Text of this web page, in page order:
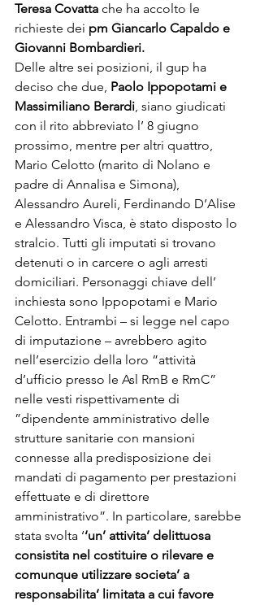
Teresa Covatta che ha accolto le
richieste dei pm Giancarlo Capaldo e
Giovanni Bombardieri.
Delle altre sei posizioni, il gup ha
deciso che due, Paolo Ippopotami e
Massimiliano Berardi, siano giudicati
con il rito abbreviato l’ 8 giugno
prossimo, mentre per altri quattro,
Mario Celotto (marito di Nolano e
padre di Annalisa e Simona),
Alessandro Aureli, Ferdinando D’Alise
e Alessandro Visca, è stato disposto lo
stralcio. Tutti gli imputati si trovano
detenuti o in carcere o agli arresti
domiciliari. Personaggi chiave dell’
inchiesta sono Ippopotami e Mario
Celotto. Entrambi – si legge nel capo
di imputazione – avrebbero agito
nell’esercizio della loro ”attività
d’ufficio presso le Asl RmB e RmC”
nelle vesti rispettivamente di
”dipendente amministrativo delle
strutture sanitarie con mansioni
connesse alla predisposizione dei
mandati di pagamento per prestazioni
effettuate e di direttore
amministrativo”. In particolare, sarebbe
stata svolta ‘‘un’ attivita’ delittuosa
consistita nel costituire o rilevare e
comunque utilizzare societa’ a
responsabilita’ limitata a cui favore